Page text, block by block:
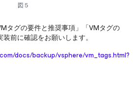
図５
タグの要件と推奨事項」「VMタグの
前に確認をお願いします。
docs/backup/vsphere/vm_tags.html?